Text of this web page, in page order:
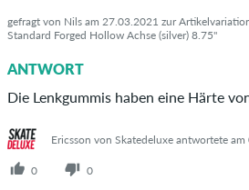
gefragt von Nils am 27.03.2021 zur
Standard Forged Hollow Achse (silver) 8.75"
ANTWORT
Die Lenkgummis haben eine Härte
Ericsson von Skatedeluxe antwortete
0 0